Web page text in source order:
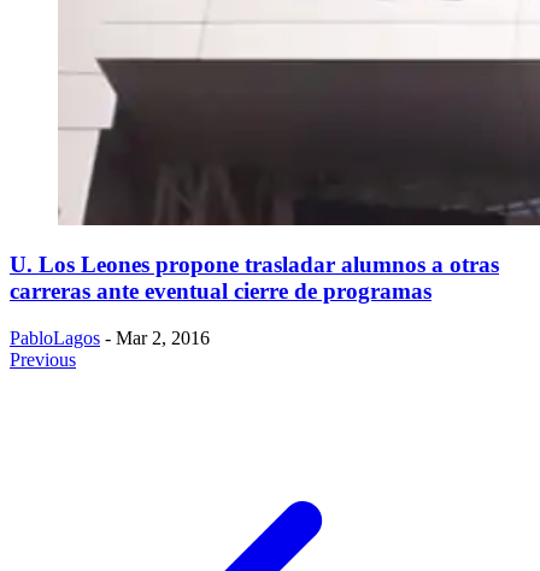
U. Los Leones propone trasladar alumnos a otras
carreras ante eventual cierre de programas
PabloLagos - Mar 2, 2016
Previous